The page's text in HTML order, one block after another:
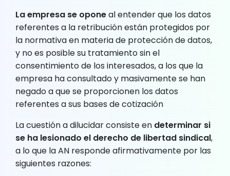
La empresa se oponeal entender que los datos
referentes a la retribución están protegidos por
la normativa en materia de protección de datos,
y no es posible su tratamiento sin el
consentimiento de los interesados, a los que la
empresa ha consultado y masivamente se han
negado a que se proporcionen los datos
referentes a sus bases de cotización
La cuestión a dilucidar consiste en determinar si
se ha lesionado el derecho de libertad sindical,
a lo que la AN responde afirmativamente por las
siguientes razones: